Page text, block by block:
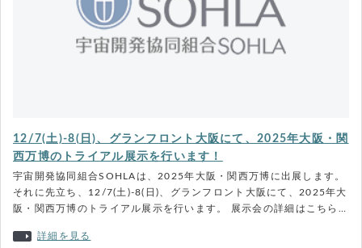
12/7(土)-8(日)、グランフロント大阪にて、2025年大阪・関
西万博のトライアル展示を行います！
宇宙開発協同組合SOHLAは、2025年大阪・関西万博に出展します。
それに先立ち、12/7(土)-8(日)、グランフロント大阪にて、2025年大
阪・関西万博のトライアル展示を行います。 展示会の詳細はこちら…
詳細を見る